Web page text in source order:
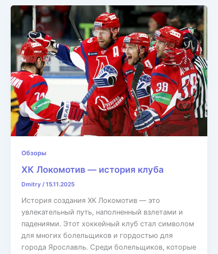
Обзоры
ХК Локомотив — история клуба
Dmitry/15.11.2025
История создания ХК Локомотив — это
увлекательный путь, наполненный взлетами и
падениями. Этот хоккейный клуб стал символом
для многих болельщиков и гордостью для
города Ярославль. Среди болельщиков, которые